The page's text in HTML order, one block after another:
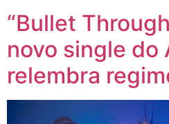
“Bullet
novo single do
relembra